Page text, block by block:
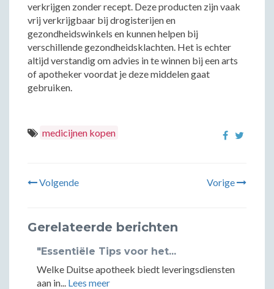
verkrijgen zonder recept. Deze producten zijn vaak
vrij verkrijgbaar bij drogisterijen en
gezondheidswinkels en kunnen helpen bij
verschillende gezondheidsklachten. Het is echter
altijd verstandig om advies in te winnen bij een arts
of apotheker voordat je deze middelen gaat
gebruiken.
medicijnen kopen
Volgende Vorige
Gerelateerde berichten
"Essentiële Tips voor het...
Welke Duitse apotheek biedt leveringsdiensten
aan in... Lees meer